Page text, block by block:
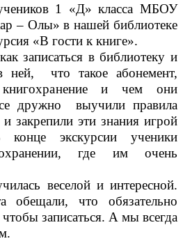
1 «Д» класса МБОУ
Олы» в нашей библиотеке
«В гости к книге».
записаться в библиотеку и
ней, что такое абонемент,
и чем они
дружно выучили правила
закрепили эти знания игрой
экскурсии ученики
где им очень
веселой и интересной.
обещали, что обязательно
записаться. А мы всегда